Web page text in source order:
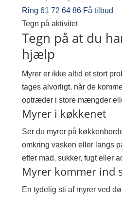
Ring 61 72 64 86 Få tilbud
Tegn på aktivitet
Tegn på at du
hjælp
Myrer er ikke altid et stort
tages alvorligt, når de
optræder i store mængder
Myrer i køkkenet
Ser du myrer på
omkring vasken eller langs
efter mad, sukker, fugt eller
Myrer kommer ind
En tydelig sti af myrer ved